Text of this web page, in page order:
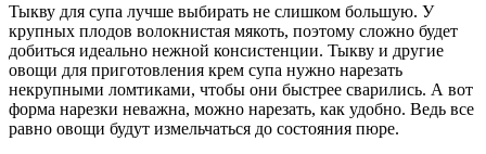
Тыкву для супа лучше выбирать не слишком большую. У
крупных плодов волокнистая мякоть, поэтому сложно будет
добиться идеально нежной консистенции. Тыкву и другие
овощи для приготовления крем супа нужно нарезать
некрупными ломтиками, чтобы они быстрее сварились. А вот
форма нарезки неважна, можно нарезать, как удобно. Ведь все
равно овощи будут измельчаться до состояния пюре.